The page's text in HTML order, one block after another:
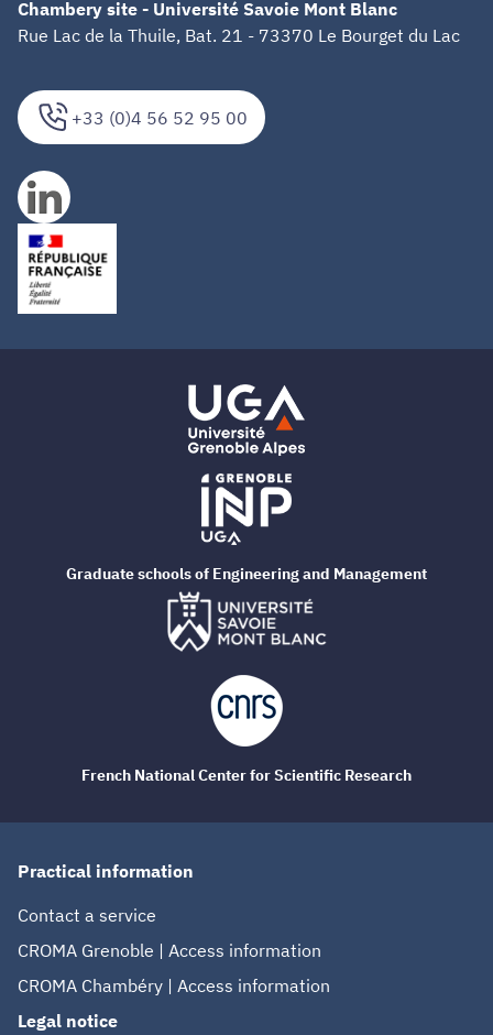
+33 (0)4 56 52 95 00
Chambery site - Université Savoie Mont Blanc
Rue Lac de la Thuile, Bat. 21 - 73370 Le Bourget du Lac
Practical information
Contact a service
CROMA Grenoble | Access information
CROMA Chambéry | Access information
Legal notice
Graduate schools of Engineering and Management
French National Center for Scientific Research